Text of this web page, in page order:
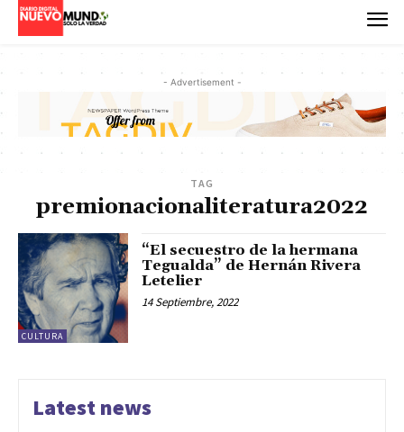
- Advertisement -
TAG
premionacionaliteratura2022
CULTURA
“El secuestro de la hermana
Tegualda” de Hernán Rivera
Letelier
14 Septiembre, 2022
Latest news